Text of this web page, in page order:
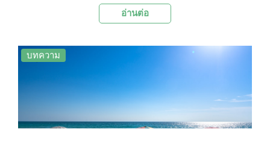
กลางวัน พระอาทิตย์ตกสวยๆ ชวนผ่อนคลายในช่วง
ที่ภูเก็ตมีหาดสวยๆ อยู่มากมาย แต่ละแห่งก็มีเสน่ห์ที่
แสนสวยของภูเก็ตทั้ง 10 แห่งมาฝากกัน
อ่านต่อ
บทความ